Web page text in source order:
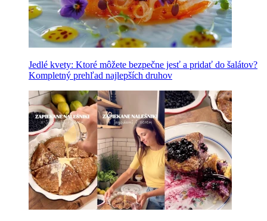
Jedlé kvety: Ktoré môžete bezpečne jesť a pridať do šalátov?
Kompletný prehľad najlepších druhov